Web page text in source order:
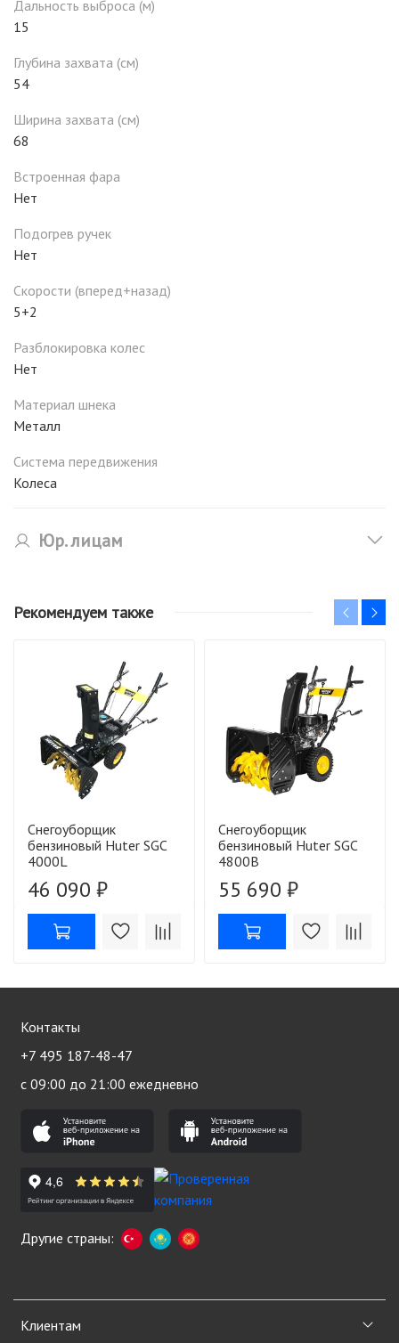
Дальность выброса (м)
15
Глубина захвата (см)
54
Ширина захвата (см)
68
Встроенная фара
Нет
Подогрев ручек
Нет
Скорости (вперед+назад)
5+2
Разблокировка колес
Нет
Материал шнека
Металл
Система передвижения
Колеса
Юр. лицам
Рекомендуем также
Снегоуборщик
бензиновый Huter SGC
4000L
46 090 ₽
Снегоуборщик
бензиновый Huter SGC
4800B
55 690 ₽
Клиентам
Контакты
+7 495 187-48-47
с 09:00 до 21:00 ежедневно
Другие страны: